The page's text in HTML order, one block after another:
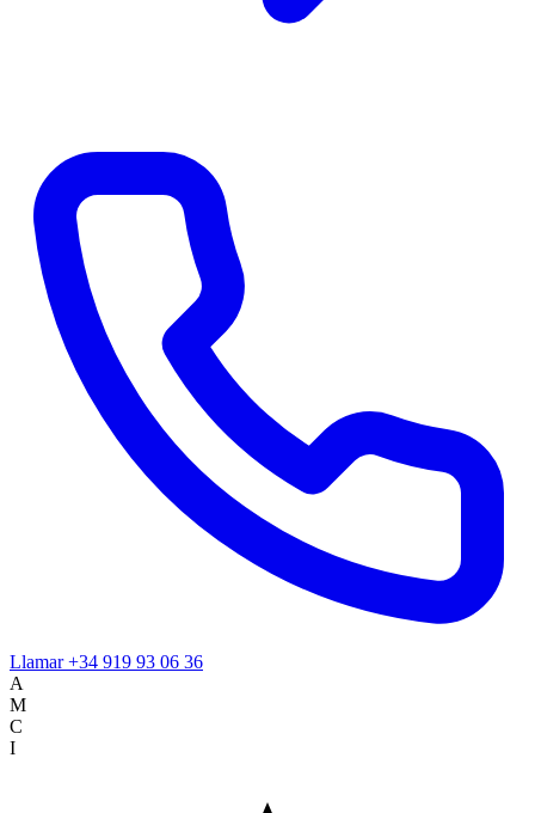
Llamar+34 919 93 06 36
A
M
C
I